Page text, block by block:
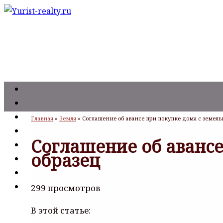
Главная » Земля » Соглашение об авансе при покупке дома с
Соглашение об
образец
299 просмотров
В этой статье: